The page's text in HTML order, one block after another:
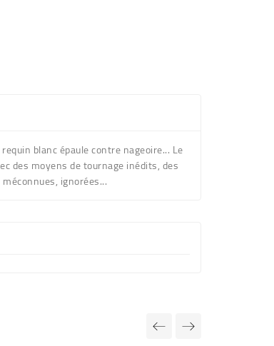
blanc épaule contre nageoire... Le
des moyens de tournage inédits, des
ignorées...